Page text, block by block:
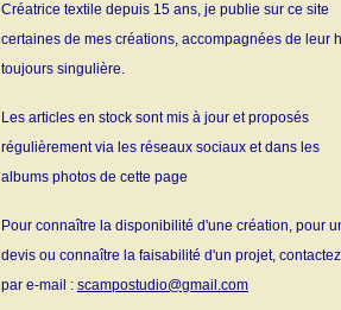
Créatrice textile depuis 15 ans, je publie sur ce site
certaines de mes créations, accompagnées de leur
toujours singulière.
Les articles en stock sont mis à jour et proposés
régulièrement via les réseaux sociaux et dans les
albums photos de cette page
Pour connaître la disponibilité d'une création, pour
devis ou connaître la faisabilité d'un projet,
par e-mail : scampostudio@gmail.com